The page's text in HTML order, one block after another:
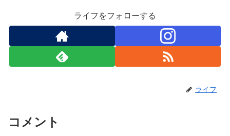
ライフをフォローする
ライフ
コメント